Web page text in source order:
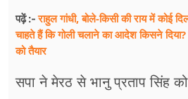
पढ़ें :-राहुल गांधी, बोले-किसी की राय में कोई
चाहते हैं कि गोली चलाने का आदेश किसने
को तैयार
सपा ने मेरठ से भानु प्रताप सिंह